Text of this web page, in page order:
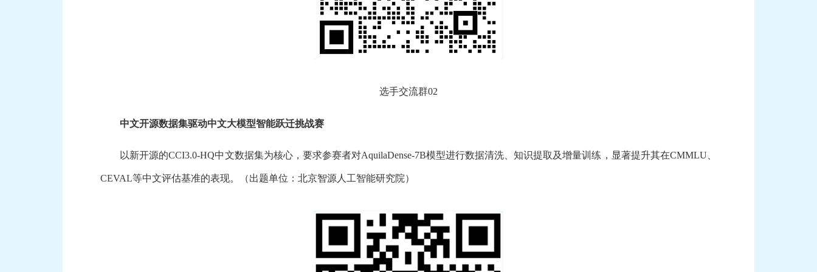
选手交流群02
中文开源数据集驱动中文大模型智能跃迁挑战赛
以新开源的CCI3.0-HQ中文数据集为核心，要求参赛者对AquilaDense-7B模型进行数据清洗、知识提取及增量训练，显著提升其在CMMLU、
CEVAL等中文评估基准的表现。（出题单位：北京智源人工智能研究院）